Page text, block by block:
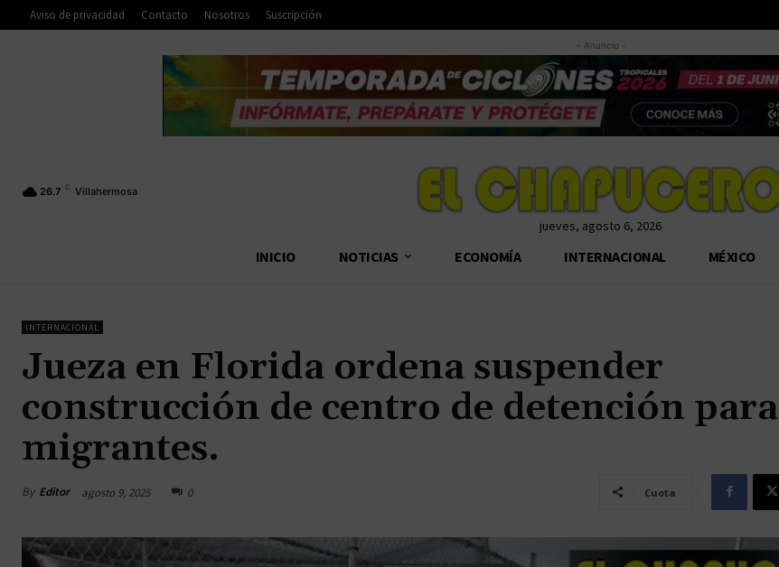
Aviso de privacidad Contacto Nosotros Suscripción
- Anuncio -
26.7 C Villahermosa
jueves, agosto 6, 2026
INICIO NOTICIAS ECONOMÍA INTERNACIONAL MÉXICO
INTERNACIONAL
Jueza en Florida ordena suspender
construcción de centro de detención para
migrantes.
By Editor agosto 9, 2025 0 Cuota